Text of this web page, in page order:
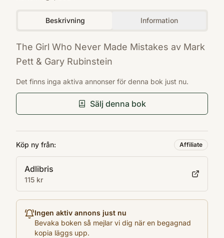
Beskrivning Information
The Girl Who Never Made Mistakes av Mark
Pett & Gary Rubinstein
9781402255441
Sourcebooks Jabberwocky
Utgivningsår
2024
Antal sidor
32
Språk
en
Format
Kartonnage
Det finns inga aktiva annonser för denna bok just nu.
Sälj denna bok
Köp ny från: Affiliate
Adlibris
115 kr
Ingen aktiv annons just nu
Bevaka boken så mejlar vi dig när en begagnad
kopia läggs upp.